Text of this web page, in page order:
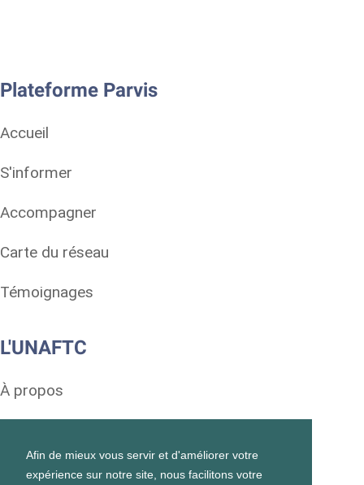
Afin de mieux vous servir et d'améliorer votre
expérience sur notre site, nous facilitons votre
Plateforme Parvis
Accueil
S'informer
Accompagner
Carte du réseau
Témoignages
L'UNAFTC
À propos
Mentions légales